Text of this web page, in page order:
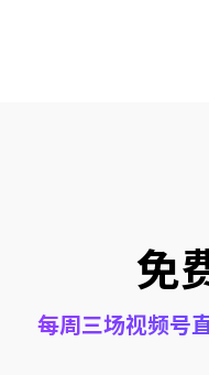
免
每周三场视频号